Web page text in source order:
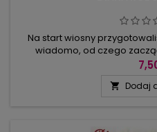
Na start wiosny
wiadomo, od czego
poduszek w stylu
i listków?Kompilacje wzorów,
 Dodaj